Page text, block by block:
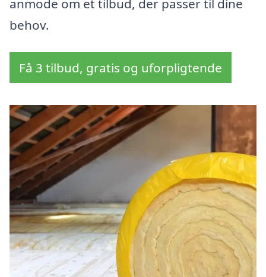
anmode om et tilbud, der passer til dine
behov.
Få 3 tilbud, gratis og uforpligtende